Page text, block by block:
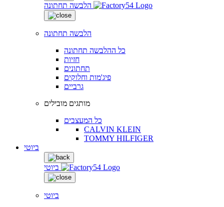
הלבשה תחתונה
הלבשה תחתונה
כל ההלבשה תחתונה
חזיות
תחתונים
פיג'מות וחלוקים
גרביים
מותגים מובילים
כל המעצבים
CALVIN KLEIN
TOMMY HILFIGER
ביוטי
ביוטי
ביוטי